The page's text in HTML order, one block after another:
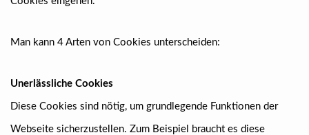
Man kann 4 Arten von Cookies unterscheiden:
Unerlässliche Cookies
Diese Cookies sind nötig, um grundlegende Funktionen der
Webseite sicherzustellen. Zum Beispiel braucht es diese